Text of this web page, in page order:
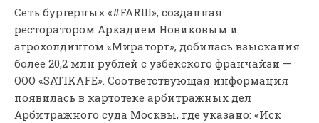
Сеть бургерных «#FARШ», созданная
ресторатором Аркадием Новиковым и
агрохолдингом «Мираторг», добилась взыскания
более 20,2 млн рублей с узбекского франчайзи —
ООО «SATIKAFE». Соответствующая информация
появилась в картотеке арбитражных дел
Арбитражного суда Москвы, где указано: «Иск